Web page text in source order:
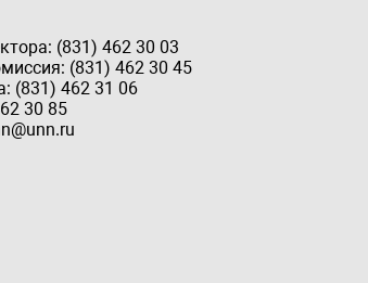
(831) 462 30 03
(831) 462 30 45
(831) 462 31 06
30 85